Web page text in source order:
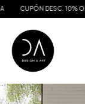
DESC. 10% OFF EN TU